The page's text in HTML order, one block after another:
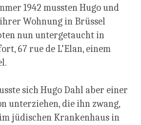
1942 mussten Hugo und
Wohnung in Brüssel
nun untergetaucht in
67 rue de L’Elan, einem
sich Hugo Dahl aber einer
unterziehen, die ihn zwang,
jüdischen Krankenhaus in